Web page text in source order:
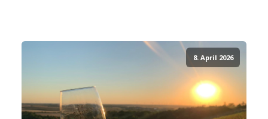
8. April 2026